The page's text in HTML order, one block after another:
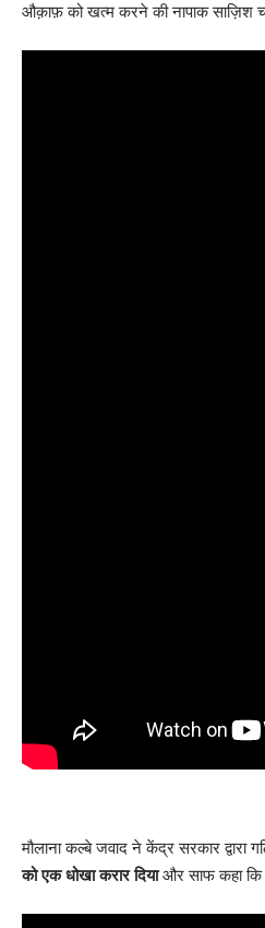
औक़ाफ़ को खत्म करने की नापाक साज़िश
मौलाना कल्बे जवाद ने केंद्र सरकार द्वारा
को एक धोखा करार दियाऔर साफ कहा